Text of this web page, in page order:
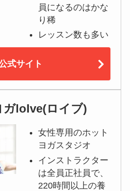
員になるのはかな
り稀
レッスン数も多い
式サイト
ガloIve(ロイブ)
女性専用のホット
ヨガスタジオ
インストラクター
は全員正社員で、
220時間以上の養